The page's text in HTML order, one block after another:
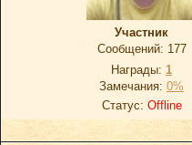
Участник
Сообщений: 177
Награды: 1
Замечания: 0%
Статус: Offline